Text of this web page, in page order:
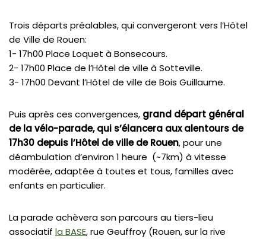
Trois départs préalables, qui convergeront vers l’Hôtel
de Ville de Rouen:
1- 17h00 Place Loquet à Bonsecours.
2- 17h00 Place de l’Hôtel de ville à Sotteville.
3- 17h00 Devant l’Hôtel de ville de Bois Guillaume.
Puis après ces convergences, grand départ général
de la vélo-parade, qui s’élancera aux alentours de
17h30 depuis l’Hôtel de ville de Rouen, pour une
déambulation d’environ 1 heure (~7km) à vitesse
modérée, adaptée à toutes et tous, familles avec
enfants en particulier.
La parade achèvera son parcours au tiers-lieu
associatif la BASE, rue Geuffroy (Rouen, sur la rive